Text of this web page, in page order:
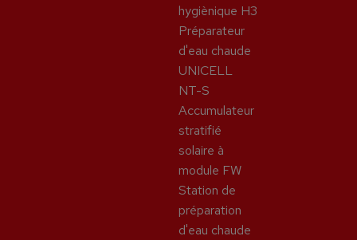
hygiènique H3
Préparateur
d'eau chaude
UNICELL
NT-S
Accumulateur
stratifié
solaire à
module FW
Station de
préparation
d'eau chaude